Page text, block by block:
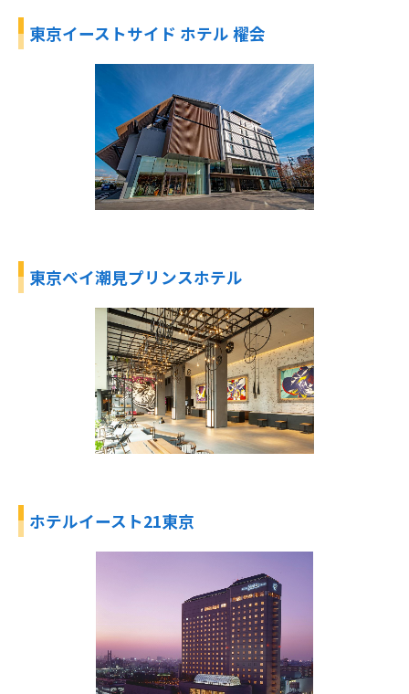
東京イーストサイド ホテル 櫂会
東京ベイ潮見プリンスホテル
ホテルイースト21東京